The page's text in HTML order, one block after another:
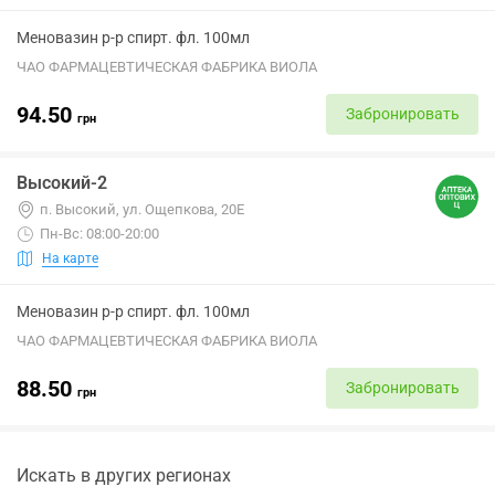
Меновазин р-р спирт. фл. 100мл
ЧАО ФАРМАЦЕВТИЧЕСКАЯ ФАБРИКА ВИОЛА
94.50 грн Забронировать
Высокий-2
п. Высокий, ул. Ощепкова, 20Е
Пн-Вс: 08:00-20:00
На карте
Меновазин р-р спирт. фл. 100мл
ЧАО ФАРМАЦЕВТИЧЕСКАЯ ФАБРИКА ВИОЛА
88.50 грн Забронировать
Искать в других регионах